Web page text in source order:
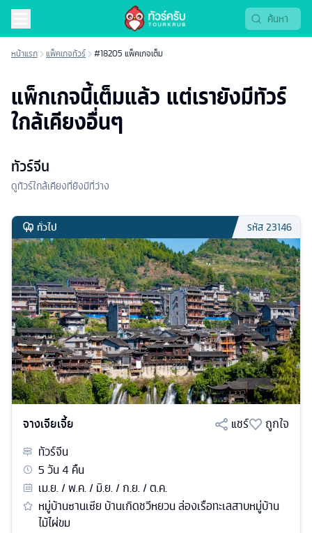
หน้าแรก แพ็คเกจทัวร์ #18205 แพ็คเกจเต็ม
แพ็กเกจนี้เต็มแล้ว แต่เรายังมีทัวร์
ใกล้เคียงอื่นๆ
ทัวร์จีน
ดูทัวร์ใกล้เคียงที่ยังมีที่ว่าง
ทั่วไป รหัส23146
จางเจียเจี้ย แชร์
ถูกใจ
ทัวร์จีน
5วัน4 คืน
เม.ย. / พ.ค. / มิ.ย. / ก.ย. / ต.ค.
หมู่บ้านซานเซีย บ้านเกิดชวีหยวน ล่องเรือทะเลสาบหมู่บ้าน
ไม้ไผ่ขม